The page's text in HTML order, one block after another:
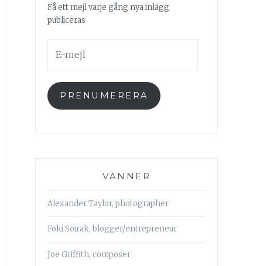
Få ett mejl varje gång nya inlägg
publiceras
mejl
PRENUMERERA
VÄNNER
Alexander Taylor, photographer
Foki Soirak, blogger/entrepreneur
Joe Griffith, composer